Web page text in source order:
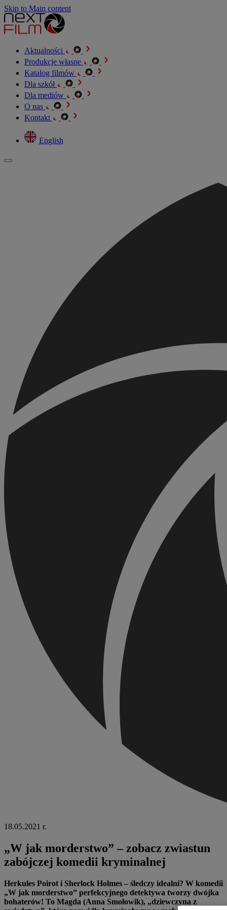
Skip to Main content
Aktualności
Produkcje własne
Katalog filmów
Dla szkół
Dla mediów
O nas
Kontakt
English
18.05.2021 r.
„W jak morderstwo” – zobacz zwiastun
zabójczej komedii kryminalnej
Herkules Poirot i Sherlock Holmes – śledczy idealni? W komedii
„W jak morderstwo” perfekcyjnego detektywa tworzy dwójka
bohaterów! To Magda (Anna Smołowik), „dziewczyna z